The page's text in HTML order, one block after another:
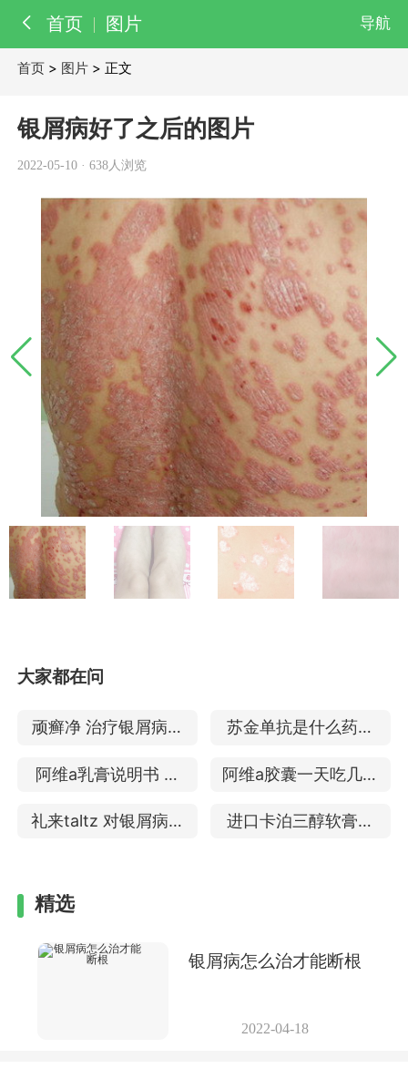
首页 图片 导航
首页 > 图片 > 正文
银屑病好了之后的图片
2022-05-10 · 638人浏览
大家都在问
顽癣净 治疗银屑病怎
么样
苏金单抗是什么药物
治疗牛皮癣吗
阿维a乳膏说明书 治
疗银屑病怎么样
阿维a胶囊一天吃几粒
治疗牛皮癣的效果
礼来taltz 对银屑病有
进口卡泊三醇软膏价
精选
银屑病怎么治才能断根
2022-04-18